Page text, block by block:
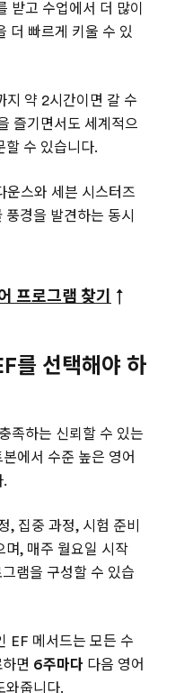
받고 수업에서 더 많이
더 빠르게 키울 수 있
지 약 2시간이면 갈 수
즐기면서도 세계적으
할 수 있습니다.
운스와 세븐 시스터즈
경을 발견하는 동시
프로그램 찾기 ↑
를 선택해야 하
족하는 신뢰할 수 있는
에서 수준 높은 영어
.
, 집중 과정, 시험 준비
며, 매주 월요일 시작
램을 구성할 수 있습
EF 메서드는 모든 수
면 6주마다 다음 영어
와줍니다.